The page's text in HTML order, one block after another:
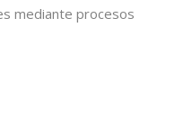
mediante procesos